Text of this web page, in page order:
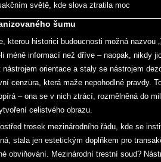
světě, kde slova ztratila moc
šumu
kterou historici budoucnosti možná nazvou
méně informací než dříve – naopak, nikdy
nástrojem orientace a staly se nástrojem
cenzura, která maže nepohodlné pravdy.
– ona se v nich ztrácí, rozmělněná do
celistvého obrazu.
trosek mezinárodního řádu, kde se
stala jen estetickým doplňkem pro
obviňování. Mezinárodní trestní soud?